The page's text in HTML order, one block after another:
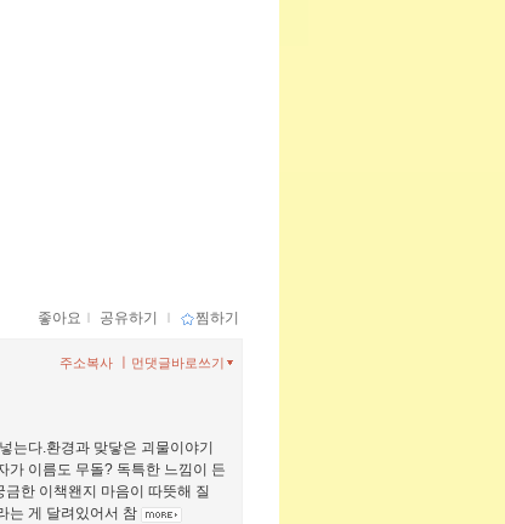
좋아요 ｌ 공유하기 ｌ 찜하기
먼댓글바로쓰기
주소복사
는다.환경과 맞닿은 괴물이야기
가 이름도 무돌? 독특한 느낌이 든
한 이책왠지 마음이 따뜻해 질
는 게 달려있어서 참